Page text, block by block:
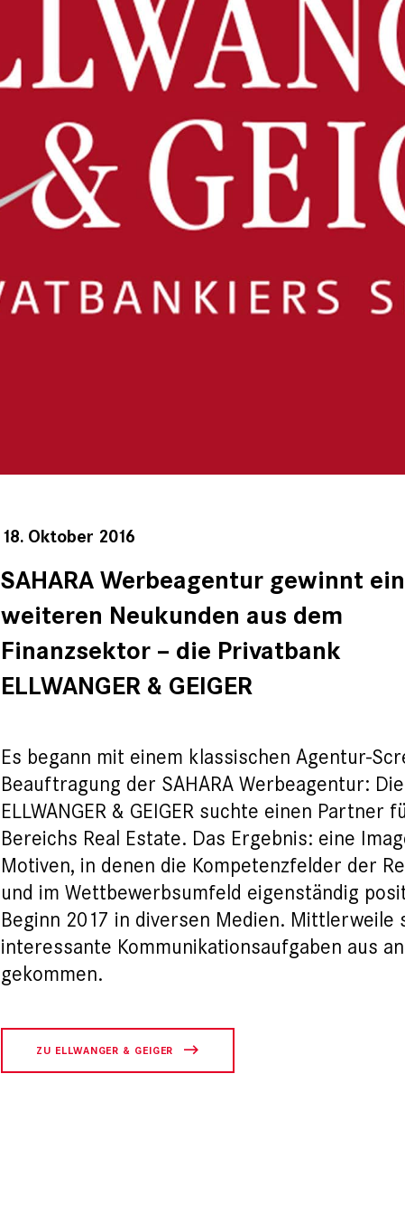
18. Oktober 2016
SAHARA Werbeagentur gewinnt
weiteren Neukunden aus dem
Finanzsektor – die Privatbank
ELLWANGER & GEIGER
Es begann mit einem klassischen Agentur-
Beauftragung der SAHARA Werbeagentur:
ELLWANGER & GEIGER suchte einen
Bereichs Real Estate. Das Ergebnis: eine
Motiven, in denen die Kompetenzfelder der
und im Wettbewerbsumfeld eigenständig
Beginn 2017 in diversen Medien.
interessante Kommunikationsaufgaben aus
gekommen.
ZU ELLWANGER & GEIGER